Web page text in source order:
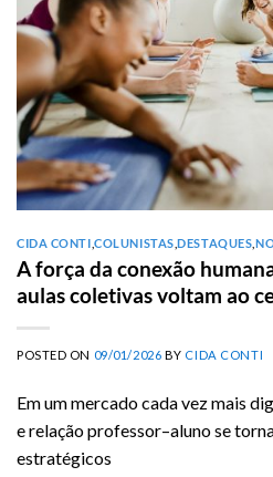
CIDA CONTI ,COLUNISTAS ,DESTAQUES
A força da conexão
aulas coletivas voltam ao
POSTED ON 09/01/2026 BY CIDA CONTI
Em um mercado cada vez mais
e relação professor–aluno se
estratégicos